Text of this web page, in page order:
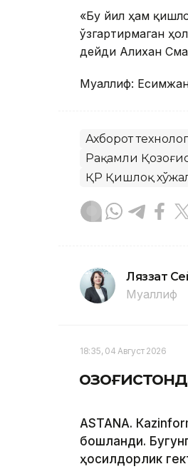
«Бу йил ҳам
ўзгартирмаган
дейди Алихан
Муаллиф:
Ахборот
Рақамли
ҚР Қишлоқ
Ляззат
Муаллиф
18:35, 04 Август 2026
ASTANА.
бошланди.
ҳосилдорлик